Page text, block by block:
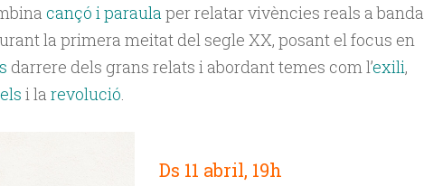
cançó i paraulaper relatar vivències reals a banda
la primera meitat del segle XX, posant el focus en
darrere dels grans relats i abordant temes com l’exili,
i la revolució.
Ds 11 abril, 19h